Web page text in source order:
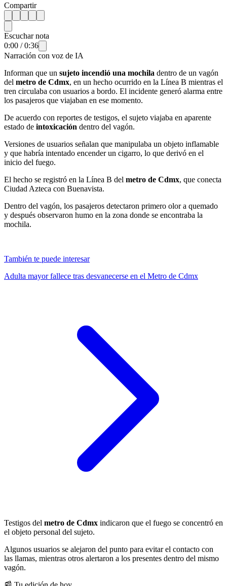
Compartir
Escuchar nota
0:00 /0:36
Narración con voz de IA
Informan que un sujeto incendió una mochila dentro de un vagón
del metro de Cdmx, en un hecho ocurrido en la Línea B mientras el
tren circulaba con usuarios a bordo. El incidente generó alarma entre
los pasajeros que viajaban en ese momento.
De acuerdo con reportes de testigos, el sujeto viajaba en aparente
estado de intoxicación dentro del vagón.
Versiones de usuarios señalan que manipulaba un objeto inflamable
y que habría intentado encender un cigarro, lo que derivó en el
inicio del fuego.
El hecho se registró en la Línea B del metro de Cdmx, que conecta
Ciudad Azteca con Buenavista.
Dentro del vagón, los pasajeros detectaron primero olor a quemado
y después observaron humo en la zona donde se encontraba la
mochila.
También te puede interesar
Adulta mayor fallece tras desvanecerse en el Metro de Cdmx
Testigos del metro de Cdmx indicaron que el fuego se concentró en
el objeto personal del sujeto.
Algunos usuarios se alejaron del punto para evitar el contacto con
las llamas, mientras otros alertaron a los presentes dentro del mismo
vagón.